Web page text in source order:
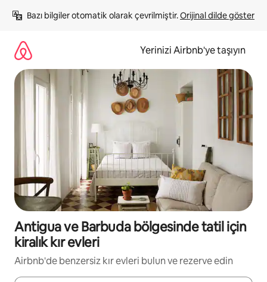
atla
Bazı bilgiler otomatik olarak çevrilmiştir. Orijinal dilde göster
Yerinizi Airbnb'ye taşıyın
Antigua ve Barbuda bölgesinde tatil için
kiralık kır evleri
Airbnb'de benzersiz kır evleri bulun ve rezerve edin